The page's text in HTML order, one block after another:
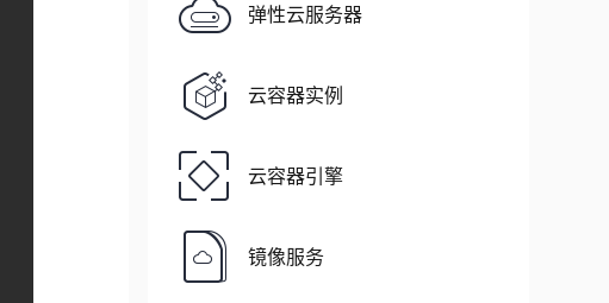
弹性云服务器
云容器实例
云容器引擎
镜像服务